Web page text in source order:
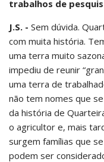
trabalhos de
J.S. - Sem dúvida.
com muita história.
uma terra muito
impediu de reunir
uma terra de
não tem nomes que
da história de
o agricultor e, mais
surgem famílias que
podem ser